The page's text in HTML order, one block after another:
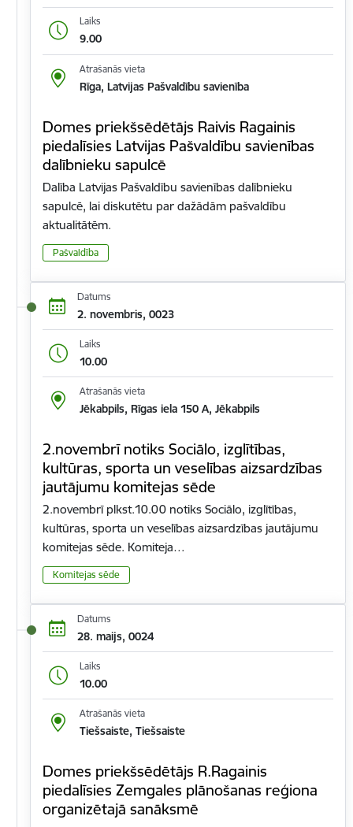
Laiks
9.00
Atrašanās vieta
Rīga, Latvijas Pašvaldību savienība
Domes priekšsēdētājs Raivis Ragainis
piedalīsies Latvijas Pašvaldību savienības
dalībnieku sapulcē
Dalība Latvijas Pašvaldību savienības dalībnieku
sapulcē, lai diskutētu par dažādām pašvaldību
aktualitātēm.
Pašvaldība
Datums
2. novembris, 0023
Laiks
10.00
Atrašanās vieta
Jēkabpils, Rīgas iela 150 A, Jēkabpils
2.novembrī notiks Sociālo, izglītības,
kultūras, sporta un veselības aizsardzības
jautājumu komitejas sēde
2.novembrī plkst.10.00 notiks Sociālo, izglītības,
kultūras, sporta un veselības aizsardzības jautājumu
komitejas sēde. Komiteja…
Komitejas sēde
Datums
28. maijs, 0024
Laiks
10.00
Atrašanās vieta
Tiešsaiste, Tiešsaiste
Domes priekšsēdētājs R.Ragainis
piedalīsies Zemgales plānošanas reģiona
organizētajā sanāksmē